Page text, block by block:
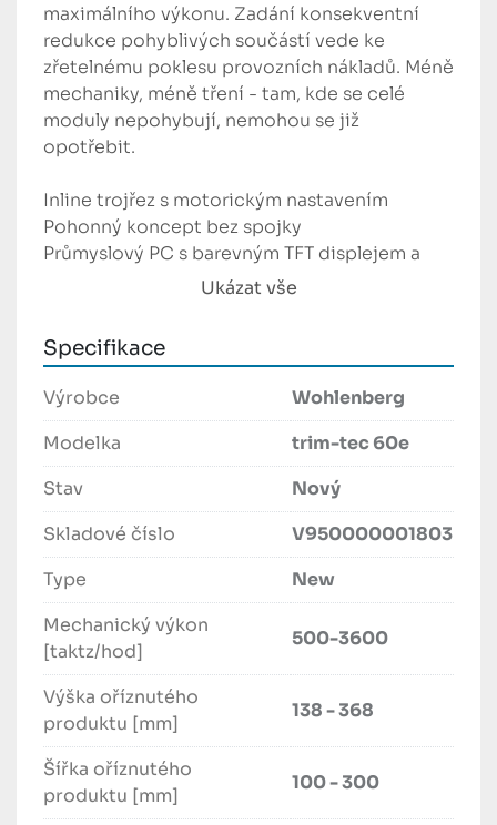
maximálního výkonu. Zadání konsekventní
redukce pohyblivých součástí vede ke
zřetelnému poklesu provozních nákladů. Méně
mechaniky, méně tření - tam, kde se celé
moduly nepohybují, nemohou se již
opotřebit.
Inline trojřez s motorickým nastavením
Pohonný koncept bez spojky
Průmyslový PC s barevným TFT displejem a
funkcí dotykové obrazovky
Připraveno pro připojení ConditionPro®*
Trojstranný zesílený vibrační řez
Bezpásový systém transportu knih
Pneumatický doraz hlavy
Rychlé přestavění ze stahovacího na počítací
provoz
Korektura potřebných parametrů nastavení
během produkce
Systém rychlé výměny pro přední a boční nůž
Zařízení na postřik silikonem pro boční nože s
hlídáním stavu hladiny
10 řezacích stolů včetně regálu a 5 lisovadel
Stohovací vykladač díky chytačovému
systému s vykládacím pásem
Plně automatický mazací systém s hlídáním
stavu hladiny
Skluzný žlab na třísky
Jednodílné těleso stroje
Ukázat vše
Specifikace
Výrobce
Wohlenberg
Modelka
trim-tec 60e
Stav
Nový
Skladové číslo
V950000001803
Type
New
Mechanický výkon
[taktz/hod]
500-3600
Výška oříznutého
produktu [mm]
138 - 368
Šířka oříznutého
produktu [mm]
100 - 300